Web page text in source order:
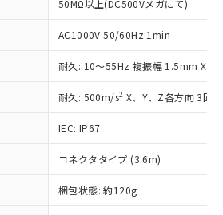
50MΩ以上(DC500Vメガにて)
AC1000V 50/60Hz 1min
耐久: 10～55Hz 複振幅 1.5mm X、
耐久: 500m/s2 X、Y、Z各方向 3回
IEC: IP67
コネクタタイプ (3.6m)
梱包状態: 約120g
読みいただき、同意のうえ
社在庫状況および標準価格
提供させていただくもので
機器事業取扱商品の中には、
スの対象外となる商品もある
了承ください。
および標準価格照会結果は、
いる更新日時点での社内デー
き作成されるものであり、閲
応の商品で、対応品を出す予
：EU RoHS指令（10物質）の
状況を調査中または確認中の
イセンス料など無形物で、有
係のない商品です。
により、非含有部品として
ることがあります。
質材料含有率が中国RoHSの
ることを示します。
質材料含有率が中国RoHSの
いることを示します。
です。当社販売部門へお問
これら貴社製品のうち、外国
び外国貿易法に定める商品
規制貨物等」という）を輸出
外への提供する場合は、日本